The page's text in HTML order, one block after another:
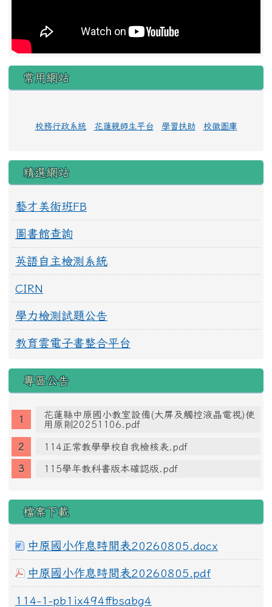
常用網站
校務行政系統 花蓮親師生平台 學習扶助 校徽圖庫
精選網站
藝才美術班FB
圖書館查詢
英語自主檢測系統
CIRN
學力檢測試題公告
教育雲電子書整合平台
專區公告
花蓮縣中原國小教室設備(大屏及觸控液晶電視)使
用原則20251106.pdf
114正常教學學校自我檢核表.pdf
115學年教科書版本確認版.pdf
檔案下載
中原國小作息時間表20260805.docx
中原國小作息時間表20260805.pdf
114-1-pb1ix494ffbsabg4